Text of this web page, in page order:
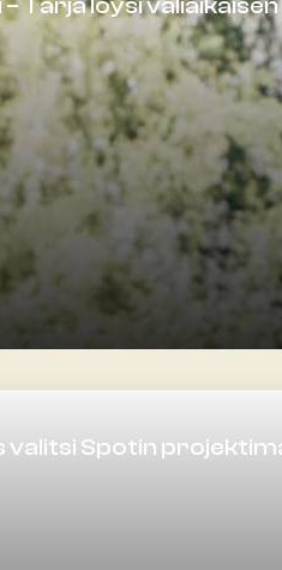
Tarja löysi
valitsi Spotin